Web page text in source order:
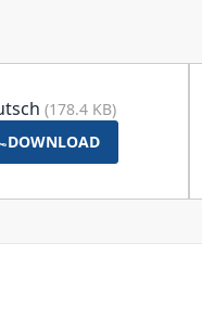
(178.4 KB)
DOWNLOAD